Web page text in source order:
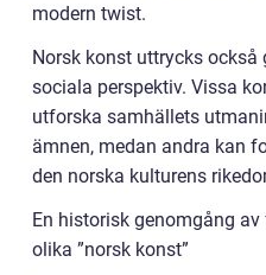
modern twist.
Norsk konst uttrycks
sociala perspektiv. Vissa
utforska samhällets
ämnen, medan andra kan
den norska kulturens
En historisk genomgång
olika ”norsk konst”